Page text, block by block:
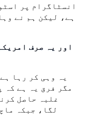
انسٹاگرام پر
اور یہ صرف
یہ وہی کر رہا
مگر فرق یہ ہے کہ
غلبہ حاصل
لگا، جبکہ